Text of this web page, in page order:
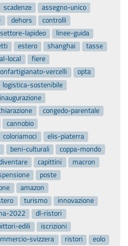
scadenze
assegno-unico
dehors
controlli
settore-lapideo
linee-guida
estero shanghai
tasse
local
fiere
vercelli
opta
logistica-sostenibile
inaugurazione
congedo-parentale
cannobio
coloriamoci
elis-piaterra
beni-culturali
coppa-mondo
capittini
macron
poste
amazon
turismo
innovazione
2022
dl-ristori
edili
iscrizioni
svizzera ristori
eolo